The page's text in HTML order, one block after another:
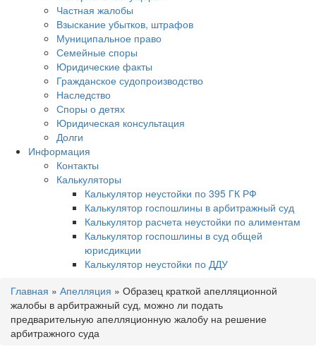
Частная жалобы
Взыскание убытков, штрафов
Муниципальное право
Семейные споры
Юридические факты
Гражданское судопроизводство
Наследство
Споры о детях
Юридическая консультация
Долги
Информация
Контакты
Калькуляторы
Калькулятор неустойки по 395 ГК РФ
Калькулятор госпошлины в арбитражный суд
Калькулятор расчета неустойки по алиментам
Калькулятор госпошлины в суд общей
юрисдикции
Калькулятор неустойки по ДДУ
Главная » Апелляция » Образец краткой апелляционной
жалобы в арбитражный суд, можно ли подать
предварительную апелляционную жалобу на решение
арбитражного суда